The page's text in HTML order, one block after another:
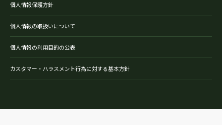
個人情報保護方針
個人情報の取扱いについて
個人情報の利用目的の公表
カスタマー・ハラスメント行為に対する基本方針